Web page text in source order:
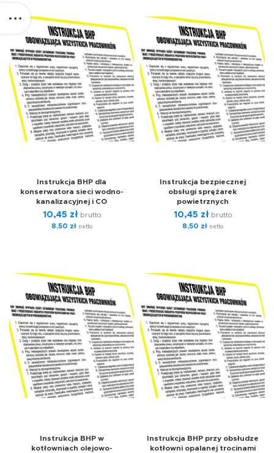
Instrukcja BHP dla
konserwatora sieci wodno-
kanalizacyjnej i CO
10,45 zł brutto
8,50 złnetto
Instrukcja bezpiecznej
obsługi sprężarek
powietrznych
10,45 zł brutto
8,50 złnetto
Instrukcja BHP w
kotłowniach olejowo-
Instrukcja BHP przy obsłudze
kotłowni opalanej trocinami